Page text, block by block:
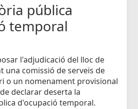
pública
temporal
l'adjudicació del lloc de
una comissió de serveis de
o un nomenament provisional
declarar deserta la
d'ocupació temporal.